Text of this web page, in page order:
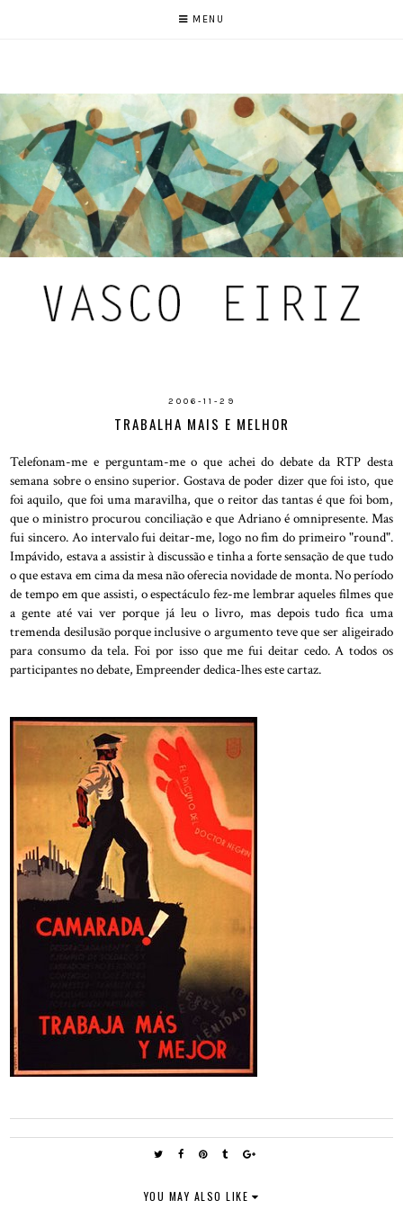
MENU
2006-11-29
TRABALHA MAIS E MELHOR
Telefonam-me e perguntam-me o que achei do debate da RTP desta
semana sobre o ensino superior. Gostava de poder dizer que foi isto, que
foi aquilo, que foi uma maravilha, que o reitor das tantas é que foi bom,
que o ministro procurou conciliação e que Adriano é omnipresente. Mas
fui sincero. Ao intervalo fui deitar-me, logo no fim do primeiro "round".
Impávido, estava a assistir à discussão e tinha a forte sensação de que tudo
o que estava em cima da mesa não oferecia novidade de monta. No período
de tempo em que assisti, o espectáculo fez-me lembrar aqueles filmes que
a gente até vai ver porque já leu o livro, mas depois tudo fica uma
tremenda desilusão porque inclusive o argumento teve que ser aligeirado
para consumo da tela. Foi por isso que me fui deitar cedo. A todos os
participantes no debate, Empreender dedica-lhes este cartaz.
YOU MAY ALSO LIKE